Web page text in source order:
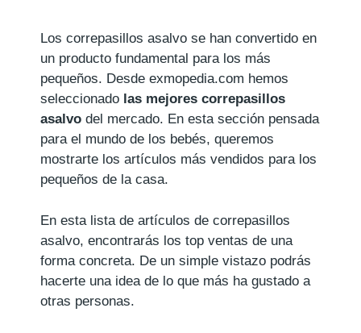
Los correpasillos asalvo se han convertido en
un producto fundamental para los más
pequeños. Desde exmopedia.com hemos
seleccionado las mejores correpasillos
asalvo del mercado. En esta sección pensada
para el mundo de los bebés, queremos
mostrarte los artículos más vendidos para los
pequeños de la casa.
En esta lista de artículos de correpasillos
asalvo, encontrarás los top ventas de una
forma concreta. De un simple vistazo podrás
hacerte una idea de lo que más ha gustado a
otras personas.